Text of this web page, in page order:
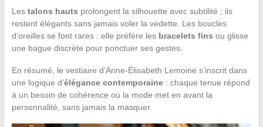
Les talons hauts prolongent la silhouette avec subtilité ; ils
restent élégants sans jamais voler la vedette. Les boucles
d’oreilles se font rares : elle préfère les bracelets fins ou glisse
une bague discrète pour ponctuer ses gestes.
En résumé, le vestiaire d’Anne-Élisabeth Lemoine s’inscrit dans
une logique d’élégance contemporaine: chaque tenue répond
à un besoin de cohérence où la mode met en avant la
personnalité, sans jamais la masquer.